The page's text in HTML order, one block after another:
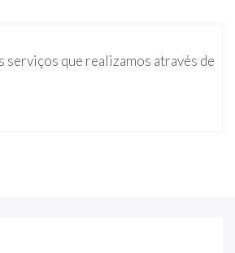
serviços que realizamos através de